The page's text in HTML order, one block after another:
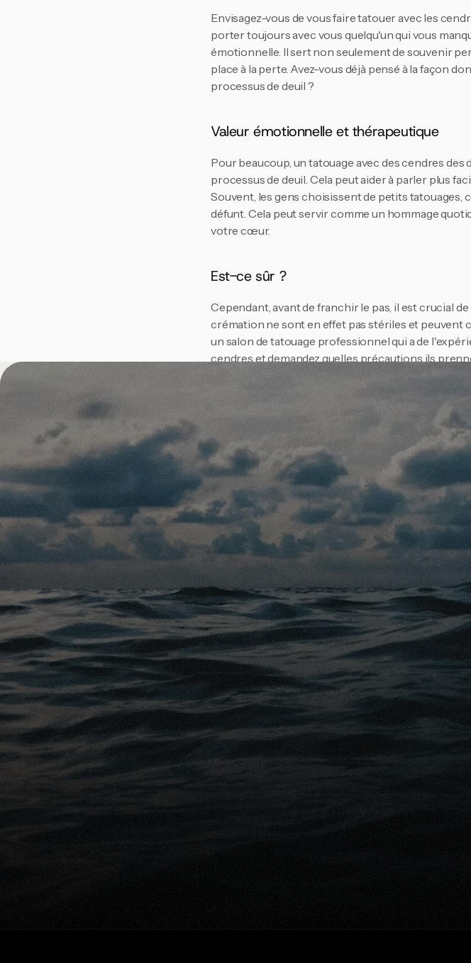
Envisagez-vous de vous faire tatouer avec les
porter toujours avec vous quelqu'un qui vous
émotionnelle. Il sert non seulement de souvenir
place à la perte. Avez-vous déjà pensé à la façon
processus de deuil ?
Valeur émotionnelle et thérapeutique
Pour beaucoup, un tatouage avec des cendres
processus de deuil. Cela peut aider à parler plus
Souvent, les gens choisissent de petits tatouages,
défunt. Cela peut servir comme un hommage
votre cœur.
Est-ce sûr ?
Cependant, avant de franchir le pas, il est crucial
crémation ne sont en effet pas stériles et
un salon de tatouage professionnel qui a de
cendres et demandez quelles précautions ils
Précautions et considérations
Envisagez-vous de vous faire tatouer avec les
Ce n'est pas une décision à prendre à la légère.
vraiment cela et si cela apportera une
trouver un tatoueur réputé qui a une expérience
l'encre des tatouages.
En suivant ce conseil et en réfléchissant
qui est non seulement sûr, mais qui constitue
être cher.
Prêt à protéger
Demander une comparaison